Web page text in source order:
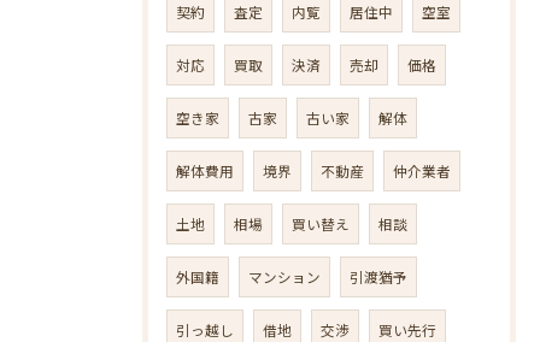
契約 査定 内覧 居住中 空室
対応 買取 決済 売却 価格
空き家 古家 古い家 解体
解体費用 境界 不動産 仲介業者
土地 相場 買い替え 相談
外国籍 マンション 引渡猶予
引っ越し 借地 交渉 買い先行